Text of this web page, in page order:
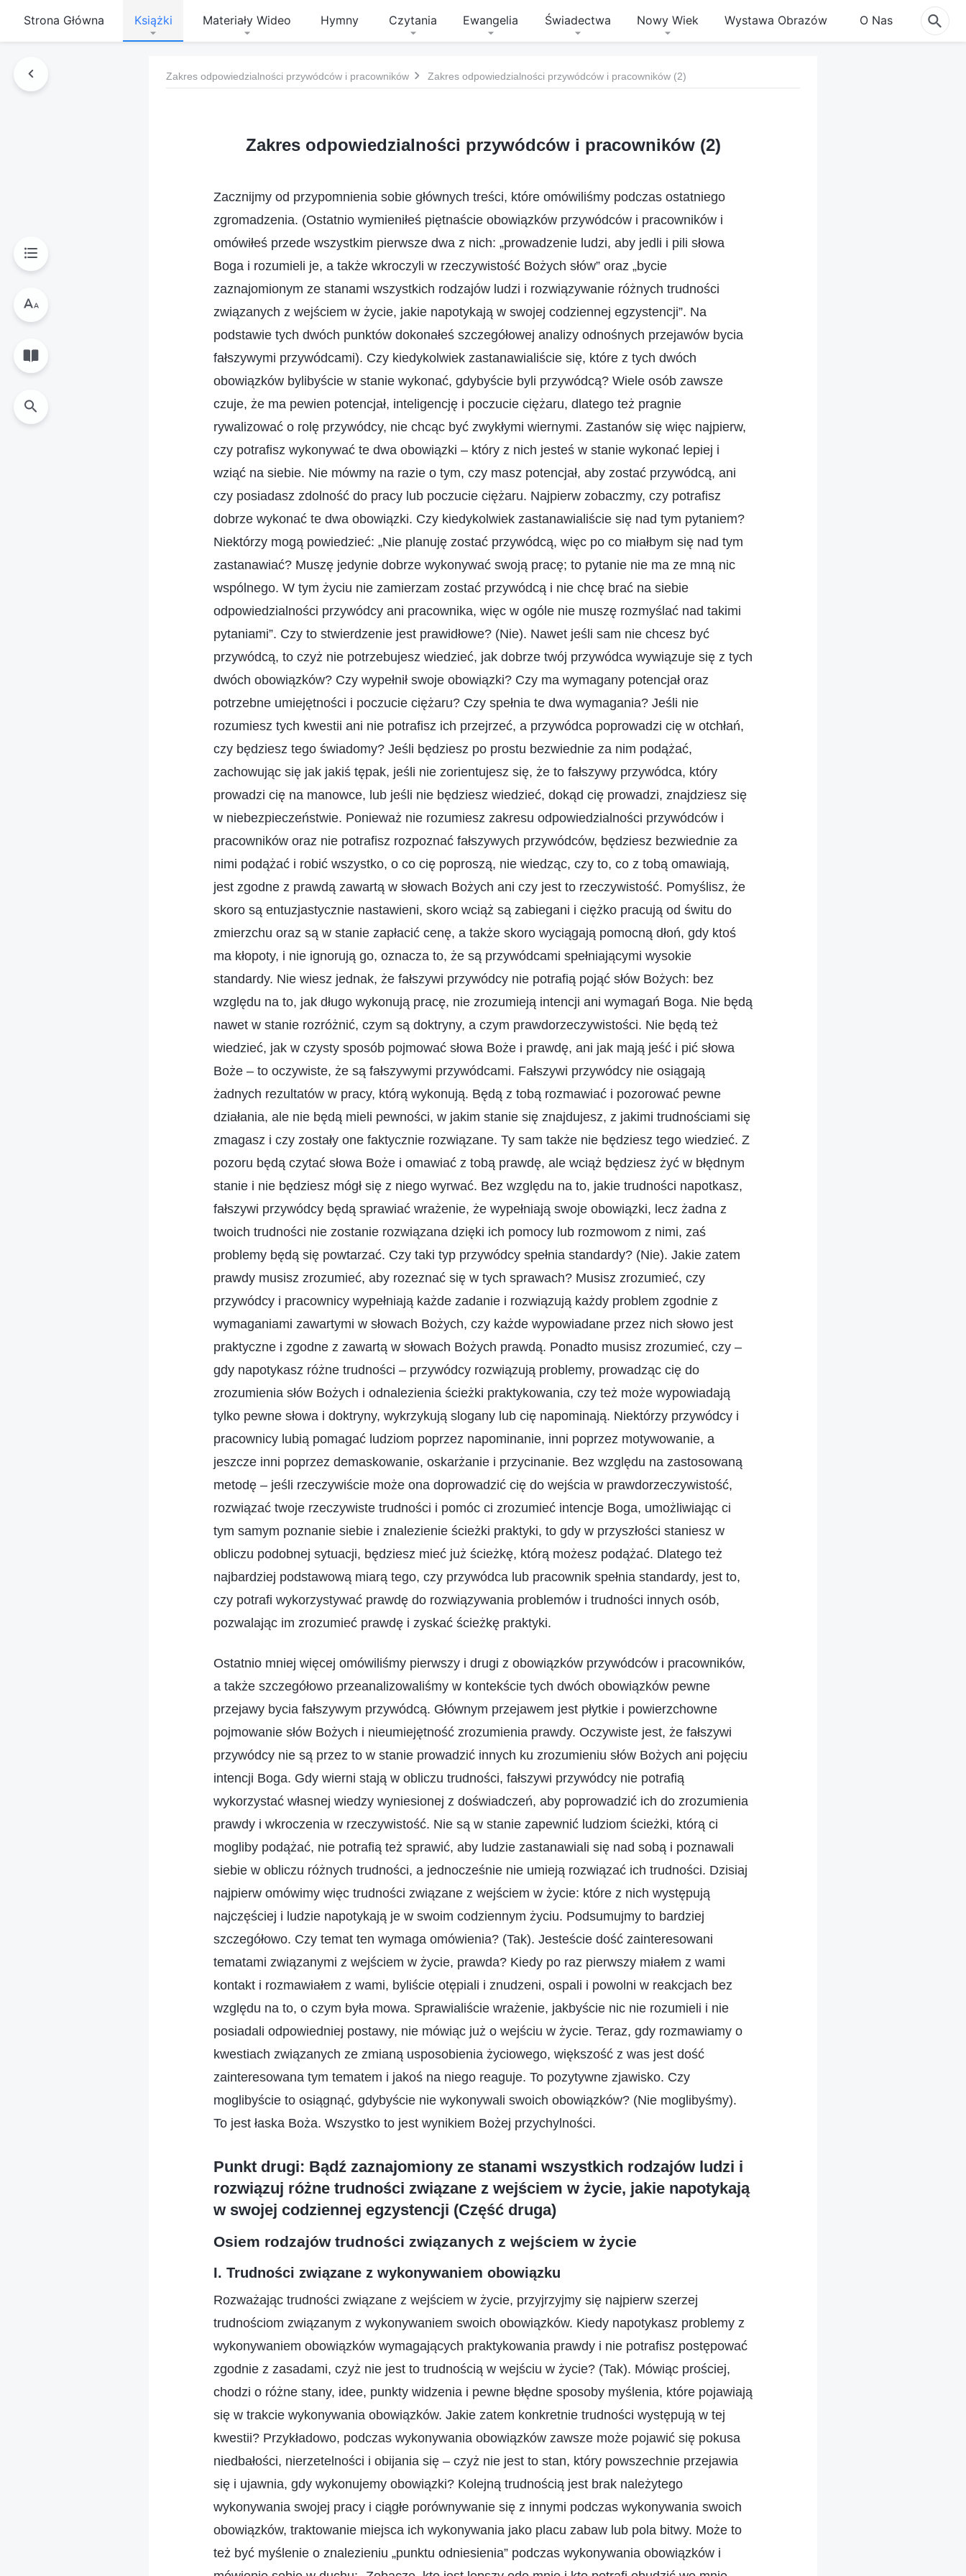
Strona Główna Książki Materiały Wideo Hymny Czytania Ewangelia Świadectwa Nowy Wiek Wystawa Obrazów O Nas
Zakres odpowiedzialności przywódców i pracowników Zakres odpowiedzialności przywódców i pracowników (2)
Zakres odpowiedzialności przywódców i pracowników (2)
Zacznijmy od przypomnienia sobie głównych treści, które omówiliśmy podczas ostatniego
zgromadzenia. (Ostatnio wymieniłeś piętnaście obowiązków przywódców i pracowników i
omówiłeś przede wszystkim pierwsze dwa z nich: „prowadzenie ludzi, aby jedli i pili słowa
Boga i rozumieli je, a także wkroczyli w rzeczywistość Bożych słów” oraz „bycie
zaznajomionym ze stanami wszystkich rodzajów ludzi i rozwiązywanie różnych trudności
związanych z wejściem w życie, jakie napotykają w swojej codziennej egzystencji”. Na
podstawie tych dwóch punktów dokonałeś szczegółowej analizy odnośnych przejawów bycia
fałszywymi przywódcami). Czy kiedykolwiek zastanawialiście się, które z tych dwóch
obowiązków bylibyście w stanie wykonać, gdybyście byli przywódcą? Wiele osób zawsze
czuje, że ma pewien potencjał, inteligencję i poczucie ciężaru, dlatego też pragnie
rywalizować o rolę przywódcy, nie chcąc być zwykłymi wiernymi. Zastanów się więc najpierw,
czy potrafisz wykonywać te dwa obowiązki – który z nich jesteś w stanie wykonać lepiej i
wziąć na siebie. Nie mówmy na razie o tym, czy masz potencjał, aby zostać przywódcą, ani
czy posiadasz zdolność do pracy lub poczucie ciężaru. Najpierw zobaczmy, czy potrafisz
dobrze wykonać te dwa obowiązki. Czy kiedykolwiek zastanawialiście się nad tym pytaniem?
Niektórzy mogą powiedzieć: „Nie planuję zostać przywódcą, więc po co miałbym się nad tym
zastanawiać? Muszę jedynie dobrze wykonywać swoją pracę; to pytanie nie ma ze mną nic
wspólnego. W tym życiu nie zamierzam zostać przywódcą i nie chcę brać na siebie
odpowiedzialności przywódcy ani pracownika, więc w ogóle nie muszę rozmyślać nad takimi
pytaniami”. Czy to stwierdzenie jest prawidłowe? (Nie). Nawet jeśli sam nie chcesz być
przywódcą, to czyż nie potrzebujesz wiedzieć, jak dobrze twój przywódca wywiązuje się z tych
dwóch obowiązków? Czy wypełnił swoje obowiązki? Czy ma wymagany potencjał oraz
potrzebne umiejętności i poczucie ciężaru? Czy spełnia te dwa wymagania? Jeśli nie
rozumiesz tych kwestii ani nie potrafisz ich przejrzeć, a przywódca poprowadzi cię w otchłań,
czy będziesz tego świadomy? Jeśli będziesz po prostu bezwiednie za nim podążać,
zachowując się jak jakiś tępak, jeśli nie zorientujesz się, że to fałszywy przywódca, który
prowadzi cię na manowce, lub jeśli nie będziesz wiedzieć, dokąd cię prowadzi, znajdziesz się
w niebezpieczeństwie. Ponieważ nie rozumiesz zakresu odpowiedzialności przywódców i
pracowników oraz nie potrafisz rozpoznać fałszywych przywódców, będziesz bezwiednie za
nimi podążać i robić wszystko, o co cię poproszą, nie wiedząc, czy to, co z tobą omawiają,
jest zgodne z prawdą zawartą w słowach Bożych ani czy jest to rzeczywistość. Pomyślisz, że
skoro są entuzjastycznie nastawieni, skoro wciąż są zabiegani i ciężko pracują od świtu do
zmierzchu oraz są w stanie zapłacić cenę, a także skoro wyciągają pomocną dłoń, gdy ktoś
ma kłopoty, i nie ignorują go, oznacza to, że są przywódcami spełniającymi wysokie
standardy. Nie wiesz jednak, że fałszywi przywódcy nie potrafią pojąć słów Bożych: bez
względu na to, jak długo wykonują pracę, nie zrozumieją intencji ani wymagań Boga. Nie będą
nawet w stanie rozróżnić, czym są doktryny, a czym prawdorzeczywistości. Nie będą też
wiedzieć, jak w czysty sposób pojmować słowa Boże i prawdę, ani jak mają jeść i pić słowa
Boże – to oczywiste, że są fałszywymi przywódcami. Fałszywi przywódcy nie osiągają
żadnych rezultatów w pracy, którą wykonują. Będą z tobą rozmawiać i pozorować pewne
działania, ale nie będą mieli pewności, w jakim stanie się znajdujesz, z jakimi trudnościami się
zmagasz i czy zostały one faktycznie rozwiązane. Ty sam także nie będziesz tego wiedzieć. Z
pozoru będą czytać słowa Boże i omawiać z tobą prawdę, ale wciąż będziesz żyć w błędnym
stanie i nie będziesz mógł się z niego wyrwać. Bez względu na to, jakie trudności napotkasz,
fałszywi przywódcy będą sprawiać wrażenie, że wypełniają swoje obowiązki, lecz żadna z
twoich trudności nie zostanie rozwiązana dzięki ich pomocy lub rozmowom z nimi, zaś
problemy będą się powtarzać. Czy taki typ przywódcy spełnia standardy? (Nie). Jakie zatem
prawdy musisz zrozumieć, aby rozeznać się w tych sprawach? Musisz zrozumieć, czy
przywódcy i pracownicy wypełniają każde zadanie i rozwiązują każdy problem zgodnie z
wymaganiami zawartymi w słowach Bożych, czy każde wypowiadane przez nich słowo jest
praktyczne i zgodne z zawartą w słowach Bożych prawdą. Ponadto musisz zrozumieć, czy –
gdy napotykasz różne trudności – przywódcy rozwiązują problemy, prowadząc cię do
zrozumienia słów Bożych i odnalezienia ścieżki praktykowania, czy też może wypowiadają
tylko pewne słowa i doktryny, wykrzykują slogany lub cię napominają. Niektórzy przywódcy i
pracownicy lubią pomagać ludziom poprzez napominanie, inni poprzez motywowanie, a
jeszcze inni poprzez demaskowanie, oskarżanie i przycinanie. Bez względu na zastosowaną
metodę – jeśli rzeczywiście może ona doprowadzić cię do wejścia w prawdorzeczywistość,
rozwiązać twoje rzeczywiste trudności i pomóc ci zrozumieć intencje Boga, umożliwiając ci
tym samym poznanie siebie i znalezienie ścieżki praktyki, to gdy w przyszłości staniesz w
obliczu podobnej sytuacji, będziesz mieć już ścieżkę, którą możesz podążać. Dlatego też
najbardziej podstawową miarą tego, czy przywódca lub pracownik spełnia standardy, jest to,
czy potrafi wykorzystywać prawdę do rozwiązywania problemów i trudności innych osób,
pozwalając im zrozumieć prawdę i zyskać ścieżkę praktyki.
Ostatnio mniej więcej omówiliśmy pierwszy i drugi z obowiązków przywódców i pracowników,
a także szczegółowo przeanalizowaliśmy w kontekście tych dwóch obowiązków pewne
przejawy bycia fałszywym przywódcą. Głównym przejawem jest płytkie i powierzchowne
pojmowanie słów Bożych i nieumiejętność zrozumienia prawdy. Oczywiste jest, że fałszywi
przywódcy nie są przez to w stanie prowadzić innych ku zrozumieniu słów Bożych ani pojęciu
intencji Boga. Gdy wierni stają w obliczu trudności, fałszywi przywódcy nie potrafią
wykorzystać własnej wiedzy wyniesionej z doświadczeń, aby poprowadzić ich do zrozumienia
prawdy i wkroczenia w rzeczywistość. Nie są w stanie zapewnić ludziom ścieżki, którą ci
mogliby podążać, nie potrafią też sprawić, aby ludzie zastanawiali się nad sobą i poznawali
siebie w obliczu różnych trudności, a jednocześnie nie umieją rozwiązać ich trudności. Dzisiaj
najpierw omówimy więc trudności związane z wejściem w życie: które z nich występują
najczęściej i ludzie napotykają je w swoim codziennym życiu. Podsumujmy to bardziej
szczegółowo. Czy temat ten wymaga omówienia? (Tak). Jesteście dość zainteresowani
tematami związanymi z wejściem w życie, prawda? Kiedy po raz pierwszy miałem z wami
kontakt i rozmawiałem z wami, byliście otępiali i znudzeni, ospali i powolni w reakcjach bez
względu na to, o czym była mowa. Sprawialiście wrażenie, jakbyście nic nie rozumieli i nie
posiadali odpowiedniej postawy, nie mówiąc już o wejściu w życie. Teraz, gdy rozmawiamy o
kwestiach związanych ze zmianą usposobienia życiowego, większość z was jest dość
zainteresowana tym tematem i jakoś na niego reaguje. To pozytywne zjawisko. Czy
moglibyście to osiągnąć, gdybyście nie wykonywali swoich obowiązków? (Nie moglibyśmy).
To jest łaska Boża. Wszystko to jest wynikiem Bożej przychylności.
Punkt drugi: Bądź zaznajomiony ze stanami wszystkich rodzajów ludzi i
rozwiązuj różne trudności związane z wejściem w życie, jakie napotykają
w swojej codziennej egzystencji (Część druga)
Osiem rodzajów trudności związanych z wejściem w życie
I. Trudności związane z wykonywaniem obowiązku
Rozważając trudności związane z wejściem w życie, przyjrzyjmy się najpierw szerzej
trudnościom związanym z wykonywaniem swoich obowiązków. Kiedy napotykasz problemy z
wykonywaniem obowiązków wymagających praktykowania prawdy i nie potrafisz postępować
zgodnie z zasadami, czyż nie jest to trudnością w wejściu w życie? (Tak). Mówiąc prościej,
chodzi o różne stany, idee, punkty widzenia i pewne błędne sposoby myślenia, które pojawiają
się w trakcie wykonywania obowiązków. Jakie zatem konkretnie trudności występują w tej
kwestii? Przykładowo, podczas wykonywania obowiązków zawsze może pojawić się pokusa
niedbałości, nierzetelności i obijania się – czyż nie jest to stan, który powszechnie przejawia
się i ujawnia, gdy wykonujemy obowiązki? Kolejną trudnością jest brak należytego
wykonywania swojej pracy i ciągłe porównywanie się z innymi podczas wykonywania swoich
obowiązków, traktowanie miejsca ich wykonywania jako placu zabaw lub pola bitwy. Może to
też być myślenie o znalezieniu „punktu odniesienia” podczas wykonywania obowiązków i